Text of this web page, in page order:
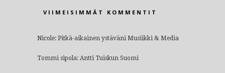
VIIMEISIMMÄT KOMMENTIT
Nicole: Pitkä-aikainen ystäväni Musiikki & Media
Tommi sipola: Antti Tuiskun Suomi